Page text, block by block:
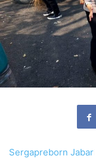
Sergapreborn Jabar